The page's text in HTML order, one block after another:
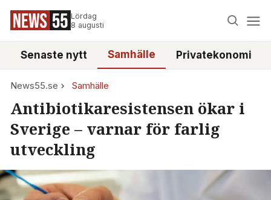
Lördag
8 augusti
Senaste nytt Samhälle Privatekonomi
News55.se Samhälle
Antibiotikaresistensen ökar i
Sverige – varnar för farlig
utveckling